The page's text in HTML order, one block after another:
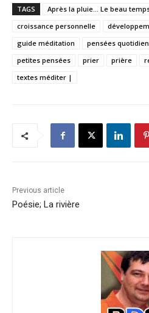
TAGS Après la pluie... Le beau
croissance personnelle
guide méditation
pensées
petites pensées
prier prière
textes méditer |
Previous article
Poésie; La rivière